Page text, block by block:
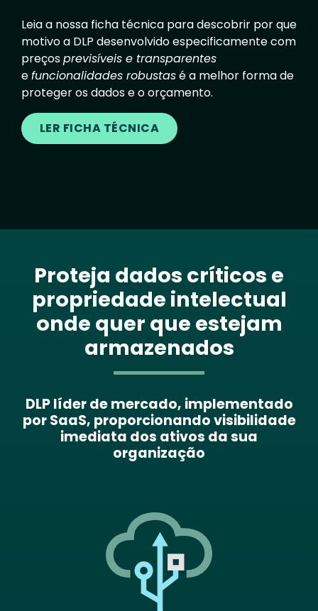
Leia a nossa ficha técnica para descobrir por que
motivo a DLP desenvolvido especificamente com
preçosprevisíveis e transparentes
efuncionalidades robustasé a melhor forma de
proteger os dados e o orçamento.
LER FICHA TÉCNICA
Proteja dados críticos e
propriedade intelectual
onde quer que estejam
armazenados
DLP líder de mercado, implementado
por SaaS, proporcionando visibilidade
imediata dos ativos da sua
organização